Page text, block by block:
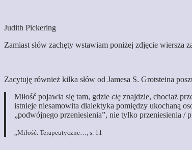
Judith Pickering
Zamiast słów zachęty wstawiam poniżej zdjęcie wiersza
Zacytuję również kilka słów od Jamesa S. Grotsteina
Miłość pojawia się tam, gdzie cię znajdzie, chociaż
istnieje niesamowita dialektyka pomiędzy ukochaną
„podwójnego przeniesienia”, nie tylko przeniesienia /
„Miłość. Terapeutyczne…, s. 11